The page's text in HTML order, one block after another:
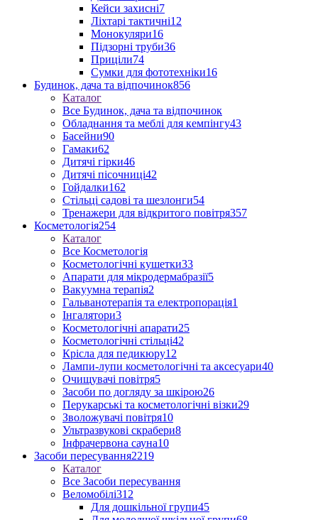
Кейси захисні7
Ліхтарі тактичні12
Монокуляри16
Підзорні труби36
Приціли74
Сумки для фототехніки16
Будинок, дача та відпочинок856
Каталог
Все Будинок, дача та відпочинок
Обладнання та меблі для кемпінгу43
Басейни90
Гамаки62
Дитячі гірки46
Дитячі пісочниці42
Гойдалки162
Стільці садові та шезлонги54
Тренажери для відкритого повітря357
Косметологія254
Каталог
Все Косметологія
Косметологічні кушетки33
Апарати для мікродермабразії5
Вакуумна терапія2
Гальванотерапія та електропорація1
Інгалятори3
Косметологічні апарати25
Косметологічні стільці42
Крісла для педикюру12
Лампи-лупи косметологічні та аксесуари40
Очищувачі повітря5
Засоби по догляду за шкірою26
Перукарські та косметологічні візки29
Зволожувачі повітря10
Ультразвукові скрабери8
Інфрачервона сауна10
Засоби пересування2219
Каталог
Все Засоби пересування
Веломобілі312
Для дошкільної групи45